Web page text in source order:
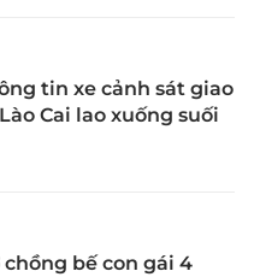
tin xe cảnh sát giao
Cai lao xuống suối
chồng bế con gái 4